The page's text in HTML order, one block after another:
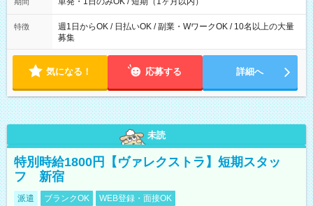
特徴
週1日からOK / 日払いOK / 副業・WワークOK / 10名以上の大量
募集
気になる！ 応募する 詳細へ
未読
特別時給1800円【ヴァレクストラ】短期スタッ
フ 新宿
派遣 ブランクOK WEB登録・面接OK